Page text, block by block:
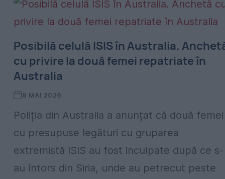
Zilei
Posibilă celulă ISIS în Australia.
cu privire la două femei repatriate în
Australia
8 MAI 2026
Poliția din Australia a anunțat că două femei
cu presupuse legături cu gruparea
extremistă ISIS au fost inculpate după ce s-
au întors din Siria, unde au petrecut peste